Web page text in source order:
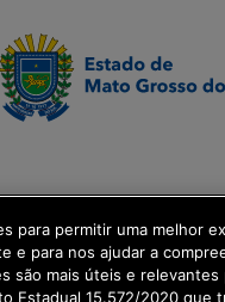
para permitir uma melhor
e para nos ajudar a
são mais úteis e relevantes
Estadual 15.572/2020 que